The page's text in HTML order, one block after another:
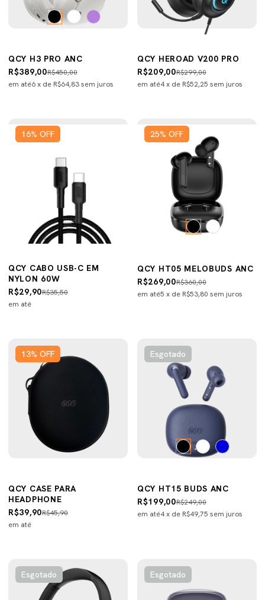
QCY H3 PRO ANC
R$450,00
R$389,00
em até6x de R$64,83sem juros
QCY HEROAD V200 PRO
R$299,00
R$209,00
em até4x de R$52,25 sem juros
16% OFF
QCY CABO USB-C EM
NYLON 60W
R$35,50
R$29,90
em até
25% OFF
QCY HT05 MELOBUDS ANC
R$360,00
R$269,00
em até5 x de R$53,80 sem juros
13% OFF
QCY CASE PARA
HEADPHONE
R$45,90
R$39,90
em até
Esgotado
QCY HT15 BUDS ANC
R$249,00
R$199,00
em até4x de R$49,75 sem juros
Esgotado Esgotado